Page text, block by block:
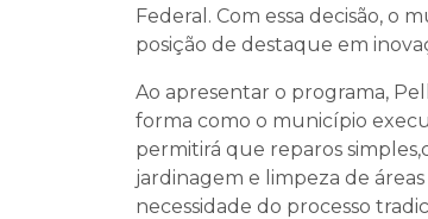
Federal. Com essa decisão, o
posição de destaque em
Ao apresentar o programa,
forma como o município
permitirá que reparos
jardinagem e limpeza de
necessidade do processo